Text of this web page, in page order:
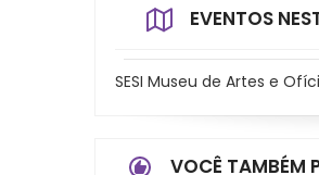
EVENTOS
SESI Museu de Artes e
VOCÊ TAMBÉM